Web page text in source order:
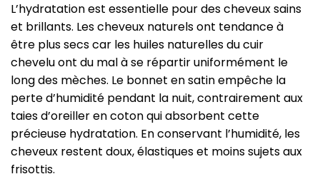
L’hydratation est essentielle pour des cheveux sains
et brillants. Les cheveux naturels ont tendance à
être plus secs car les huiles naturelles du cuir
chevelu ont du mal à se répartir uniformément le
long des mèches. Le bonnet en satin empêche la
perte d’humidité pendant la nuit, contrairement aux
taies d’oreiller en coton qui absorbent cette
précieuse hydratation. En conservant l’humidité, les
cheveux restent doux, élastiques et moins sujets aux
frisottis.